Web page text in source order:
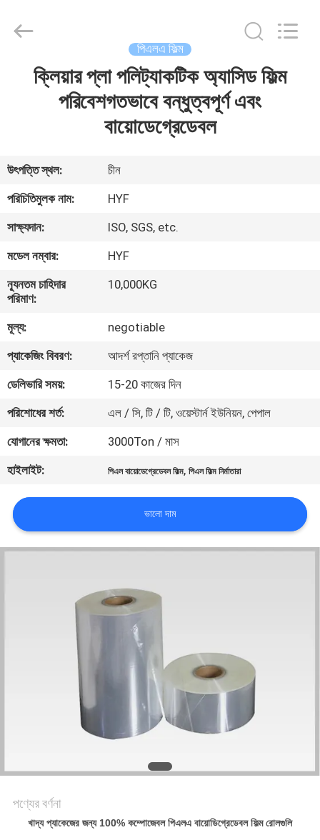
ভিডিও
সম্পর্কে
কারখানা
মান
নিয়ন্ত্রণ
করুন
খবর
উদ্ধৃতির
পিএলএ ফিল্ম
ক্লিয়ার প্লা পলিট্যাকটিক অ্যাসিড ফিল্ম
পরিবেশগতভাবে বন্ধুত্বপূর্ণ এবং
বায়োডেগ্রেডেবল
উৎপত্তি স্থল:
চীন
পরিচিতিমুলক নাম:
HYF
সাক্ষ্যদান:
ISO, SGS, etc.
মডেল নম্বার:
HYF
ন্যূনতম চাহিদার
পরিমাণ:
10,000KG
মূল্য:
negotiable
প্যাকেজিং বিবরণ:
আদর্শ রপ্তানি প্যাকেজ
ডেলিভারি সময়:
15-20 কাজের দিন
পরিশোধের শর্ত:
এল / সি, টি / টি, ওয়েস্টার্ন ইউনিয়ন, পেপাল
যোগানের ক্ষমতা:
3000Ton / মাস
হাইলাইট:
পিএল বায়োডেগ্রেডেবল ফিল্ম,পিএল ফিল্ম নির্মাতারা
ভালো দাম
পণ্যের বর্ণনা
খাদ্য প্যাকেজের জন্য 100% কম্পোজেবল পিএলএ বায়োডিগ্রেডেবল ফিল্ম রোলগুলি